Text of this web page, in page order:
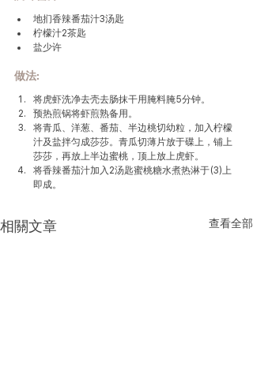
地扪香辣番茄汁3汤匙
柠檬汁2茶匙
盐少许
做法:
将虎虾洗净去壳去肠抹干用腌料腌5分钟。
预热煎锅将虾煎熟备用。
将青瓜、洋葱、番茄、半边桃切幼粒，加入柠檬
汁及盐拌匀成莎莎。青瓜切薄片放于碟上，铺上
莎莎，再放上半边蜜桃，顶上放上虎虾。
将香辣番茄汁加入2汤匙蜜桃糖水煮热淋于(3)上
即成。
相關文章 查看全部